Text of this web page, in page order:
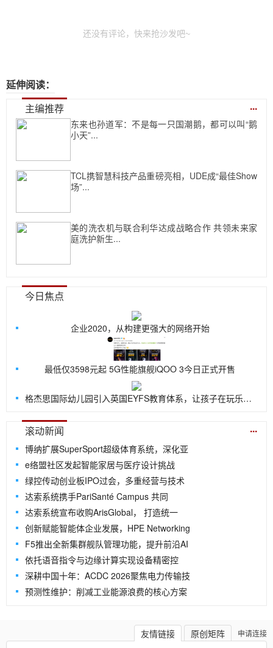
还没有评论，快来抢沙发吧~
延伸阅读：
主编推荐
...
东来也孙道军：不是每一只国潮鹅，都可以叫“鹅
小天”...
TCL携智慧科技产品重磅亮相，UDE成“最佳Show
场”...
美的洗衣机与联合利华达成战略合作 共领未来家
庭洗护新生...
今日焦点
企业2020，从构建更强大的网络开始
最低仅3598元起 5G性能旗舰iQOO 3今日正式开售
格杰思国际幼儿园引入英国EYFS教育体系，让孩子在玩乐中探索世界
滚动新闻 ...
博纳扩展SuperSport超级体育系统，深化亚
e络盟社区发起智能家居与医疗设计挑战
绿控传动创业板IPO过会，多重经营与技术
达索系统携手PariSanté Campus 共同
达索系统宣布收购ArisGlobal， 打造统一
创新赋能智能体企业发展，HPE Networking
F5推出全新集群舰队管理功能，提升前沿AI
依托语音指令与边缘计算实现设备精密控
深耕中国十年：ACDC 2026聚焦电力传输技
预测性维护：削减工业能源浪费的核心方案
申请连接
友情链接 原创矩阵